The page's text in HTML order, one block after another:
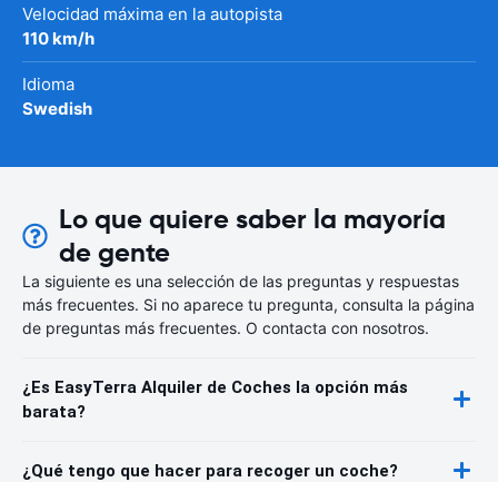
Velocidad máxima en la autopista
110 km/h
Idioma
Swedish
Lo que quiere saber la mayoría
de gente
La siguiente es una selección de las preguntas y respuestas
más frecuentes. Si no aparece tu pregunta, consulta la página
de preguntas más frecuentes. O contacta con nosotros.
¿Es EasyTerra Alquiler de Coches la opción más
barata?
¿Qué tengo que hacer para recoger un coche?